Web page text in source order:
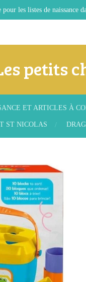
les listes de naissance
petits
ET ARTICLES À
ST NICOLAS